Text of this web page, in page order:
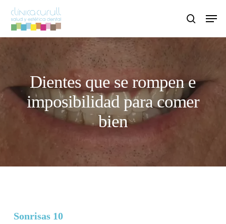
search
Menu
Dientes que se rompen e
imposibilidad para comer
bien
Sonrisas 10